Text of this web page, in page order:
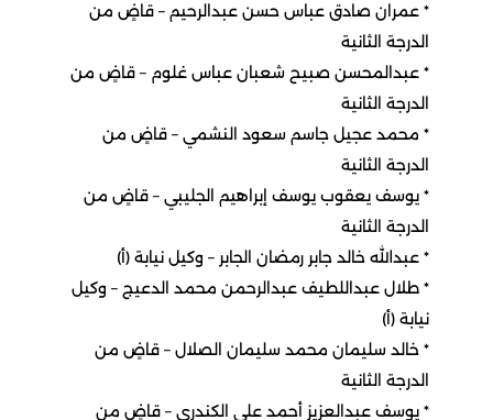
٭ عمران صادق عباس حسن عبدالرحيم – قاضٍ من
الدرجة الثانية
٭ عبدالمحسن صبيح شعبان عباس غلوم – قاضٍ من
الدرجة الثانية
٭ محمد عجيل جاسم سعود النشمي – قاضٍ من
الدرجة الثانية
٭ يوسف يعقوب يوسف إبراهيم الجليبي – قاضٍ من
الدرجة الثانية
٭ عبدالله خالد جابر رمضان الجابر – وكيل نيابة (أ)
٭ طلال عبداللطيف عبدالرحمن محمد الدعيج – وكيل
نيابة (أ)
٭ خالد سليمان محمد سليمان الصلال – قاضٍ من
الدرجة الثانية
٭ يوسف عبدالعزيز أحمد علي الكندري – قاضٍ من